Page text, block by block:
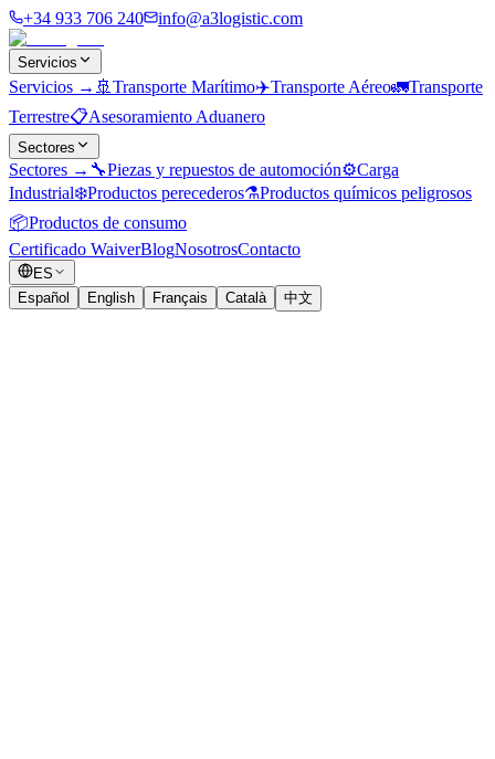
+34 933 706 240 info@a3logistic.com
Servicios
Servicios → 🚢 Transporte Marítimo✈️Transporte Aéreo🚛Transporte
Terrestre📋Asesoramiento Aduanero
Sectores
Sectores → 🔧Piezas y repuestos de automoción⚙️Carga
Industrial❄️Productos perecederos⚗️Productos químicos peligrosos
📦Productos de consumo
Certificado WaiverBlogNosotrosContacto
ES
Español
English Français Català 中文